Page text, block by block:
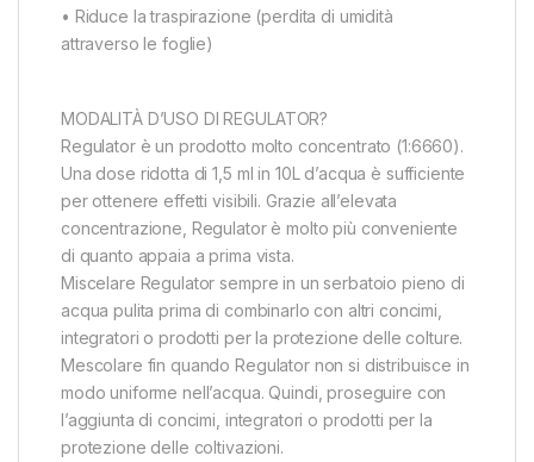
• Riduce la traspirazione (perdita di umidità
attraverso le foglie)
MODALITÀ D’USO DI REGULATOR?
Regulator è un prodotto molto concentrato (1:6660).
Una dose ridotta di 1,5 ml in 10L d’acqua è sufficiente
per ottenere effetti visibili. Grazie all’elevata
concentrazione, Regulator è molto più conveniente
di quanto appaia a prima vista.
Miscelare Regulator sempre in un serbatoio pieno di
acqua pulita prima di combinarlo con altri concimi,
integratori o prodotti per la protezione delle colture.
Mescolare fin quando Regulator non si distribuisce in
modo uniforme nell’acqua. Quindi, proseguire con
l’aggiunta di concimi, integratori o prodotti per la
protezione delle coltivazioni.